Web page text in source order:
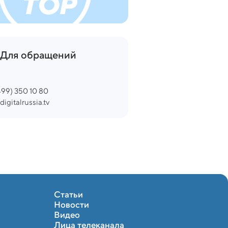
Для обращений
350 10 80
Статьи
Новости
Видео
Лица телеканала